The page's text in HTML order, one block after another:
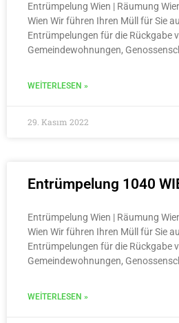
Entrümpelung Wien | Räumung
Wien Wir führen Ihren Müll für Sie
Entrümpelungen für die Rückgabe
Gemeindewohnungen,
WEITERLESEN »
29. Kasım 2022
Entrümpelung 1040
Entrümpelung Wien | Räumung
Wien Wir führen Ihren Müll für Sie
Entrümpelungen für die Rückgabe
Gemeindewohnungen,
WEITERLESEN »